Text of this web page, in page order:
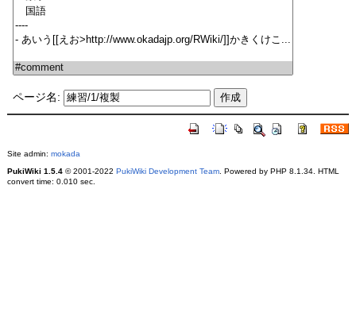
ページ名:
Site admin: mokada
PukiWiki 1.5.4© 2001-2022 PukiWiki Development Team. Powered by PHP 8.1.34. HTML
convert time: 0.010 sec.